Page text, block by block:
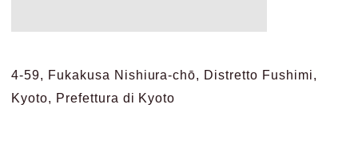
4-59, Fukakusa Nishiura-chō, Distretto Fushimi,
Kyoto, Prefettura di Kyoto